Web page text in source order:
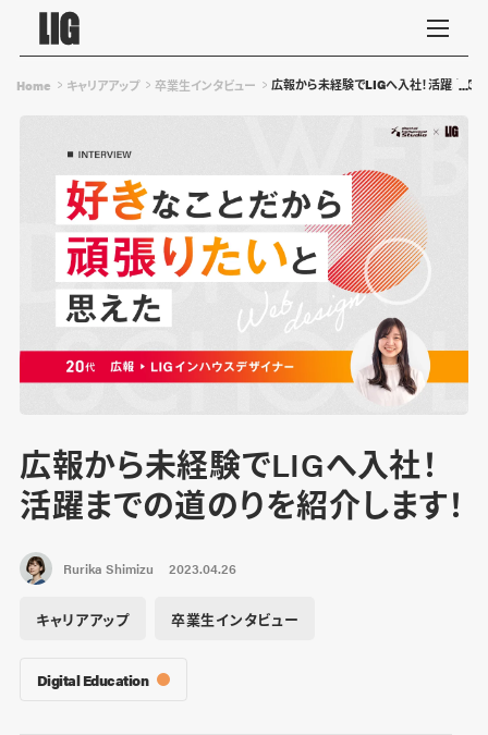
Home キャリアアップ 卒業生インタビュー 広報から未経験でLIGへ入社！活躍までの
広報から未経験でLIGへ入社！
活躍までの道のりを紹介します！
Rurika Shimizu 2023.04.26
キャリアアップ 卒業生インタビュー
Digital Education